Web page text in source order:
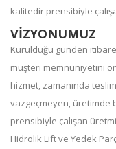
kalitedir prensibiyle
VİZYONUMUZ
Kurulduğu günden
müşteri memnuniyetini
hizmet, zamanında
vazgeçmeyen, üretimde
prensibiyle çalışan
Hidrolik Lift ve Yedek